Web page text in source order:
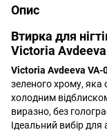
Опис
Втирка для
Victoria Avdeeva
Victoria Avdeeva VA-
зеленого хрому, яка
холодним
виразно, без
Ідеальний вибір для